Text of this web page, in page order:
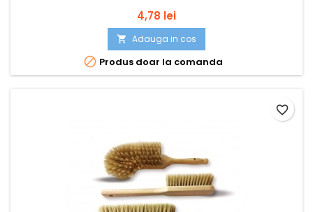
Pret
4,78 lei
 Adauga in cos
 Produs doar la comanda
favorite_border